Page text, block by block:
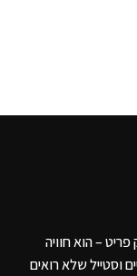
– הוא חוויה
וסטייל שלא רואים